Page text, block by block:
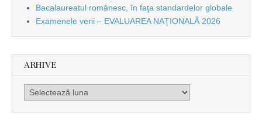
Bacalaureatul românesc, în faţa standardelor globale
Examenele verii – EVALUAREA NAŢIONALĂ 2026
ARHIVE
Arhive